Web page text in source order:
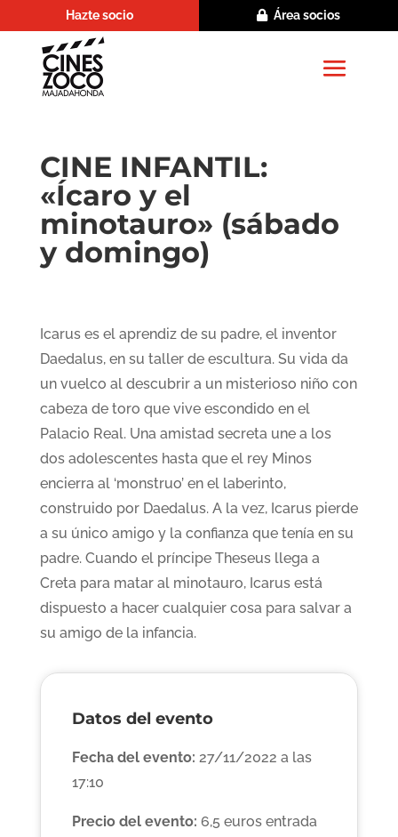
Hazte socio Área socios
CINE INFANTIL:
«Ícaro y el
minotauro» (sábado
y domingo)
Icarus es el aprendiz de su padre, el inventor
Daedalus, en su taller de escultura. Su vida da
un vuelco al descubrir a un misterioso niño con
cabeza de toro que vive escondido en el
Palacio Real. Una amistad secreta une a los
dos adolescentes hasta que el rey Minos
encierra al ‘monstruo’ en el laberinto,
construido por Daedalus. A la vez, Icarus pierde
a su único amigo y la confianza que tenía en su
padre. Cuando el príncipe Theseus llega a
Creta para matar al minotauro, Icarus está
dispuesto a hacer cualquier cosa para salvar a
su amigo de la infancia.
Datos del evento
Fecha del evento: 27/11/2022 a las
17:10
Precio del evento: 6,5 euros entrada